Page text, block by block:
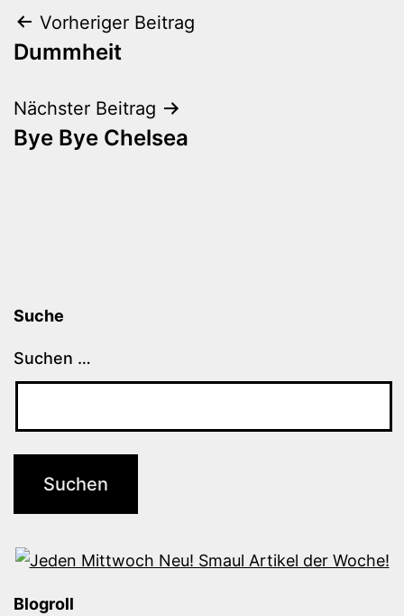
Beitragsnavigation
Vorheriger Beitrag
Dummheit
Nächster Beitrag
Bye Bye Chelsea
Suche
Suchen …
Blogroll